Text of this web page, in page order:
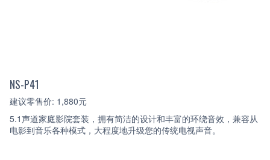
NS-P41
建议零售价: 1,880元
5.1声道家庭影院套装，拥有简洁的设计和丰富的环绕音效，兼容从
电影到音乐各种模式，大程度地升级您的传统电视声音。